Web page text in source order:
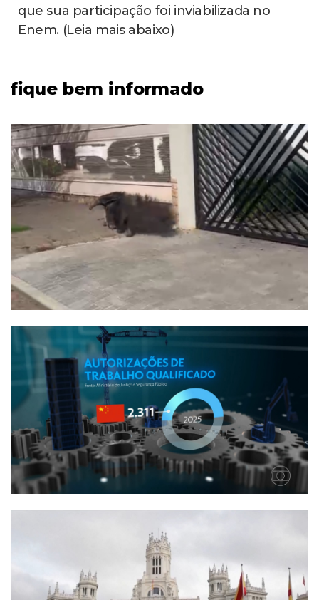
que sua participação foi inviabilizada no
Enem. (Leia mais abaixo)
fique bem informado